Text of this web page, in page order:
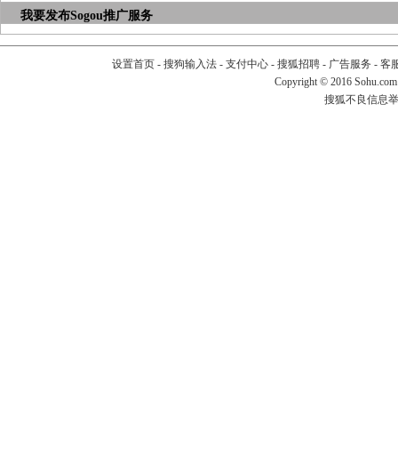
我要发布Sogou推广服务
设置首页- 搜狗输入法- 支付中心- 搜狐招聘- 广告服务 - 客
Copyright © 2016
搜狐不良信息